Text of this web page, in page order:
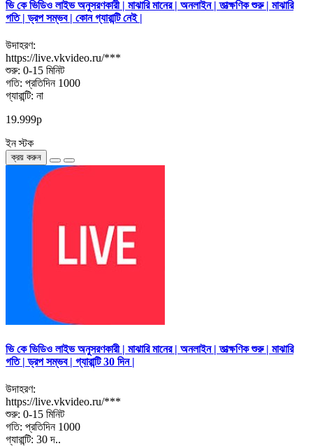
ভি কে ভিডিও লাইভ অনুসরণকারী | মাঝারি মানের | অনলাইন | তাত্ক্ষণিক শুরু | মাঝারি
গতি | ড্রপ সম্ভব | কোন গ্যারান্টি নেই |
উদাহরণ:
https://live.vkvideo.ru/***
শুরু: 0-15 মিনিট
গতি: প্রতিদিন 1000
গ্যারান্টি: না
19.999р
ইন স্টক
ক্রয় করুন
ভি কে ভিডিও লাইভ অনুসরণকারী | মাঝারি মানের | অনলাইন | তাত্ক্ষণিক শুরু | মাঝারি
গতি | ড্রপ সম্ভব | গ্যারান্টি 30 দিন |
উদাহরণ:
https://live.vkvideo.ru/***
শুরু: 0-15 মিনিট
গতি: প্রতিদিন 1000
গ্যারান্টি: 30 দ..